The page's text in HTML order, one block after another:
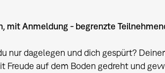
mit Anmeldung - begrenzte
nur dagelegen und dich gespürt?
Freude auf dem Boden gedreht und